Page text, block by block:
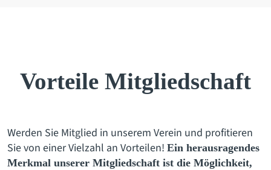
Vorteile Mitgliedschaft
Werden Sie Mitglied in unserem Verein und profitieren
Sie von einer Vielzahl an Vorteilen! Ein herausragendes
Merkmal unserer Mitgliedschaft ist die Möglichkeit,